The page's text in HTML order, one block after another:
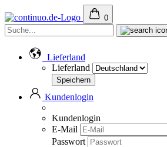
0
Lieferland
Lieferland
Kundenlogin
Kundenlogin
E-Mail
Passwort